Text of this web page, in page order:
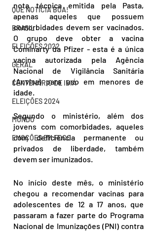
QUE NOTÍCIA BOA!
BRASIL
ELEIÇÕES 2022
GERAL
CENTENÁRIO DE IBIÁ
ELEIÇÕES 2024
MUNDO
EMOÇÕES EM FOCO
nota técnica emitida pela Pasta,
apenas aqueles que possuem
comorbidades devem ser vacinados.
O grupo deve obter a vacina
Cominarty da Pfizer - esta é a única
vacina autorizada pela Agência
Nacional de Vigilância Sanitária
(Anvisa) para uso em menores de
idade.
Segundo o ministério, além dos
jovens com comorbidades, aqueles
com deficiência permanente ou
privados de liberdade, também
devem ser imunizados.
No início deste mês, o ministério
chegou a recomendar vacinas para
adolescentes de 12 a 17 anos, que
passaram a fazer parte do Programa
Nacional de Imunizações (PNI) contra